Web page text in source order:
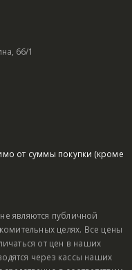
66/1
от суммы покупки (кроме
являются публичной
целях. Все цены
от цен в наших
через кассы наших